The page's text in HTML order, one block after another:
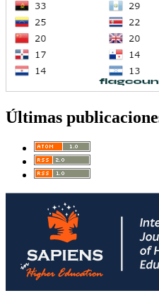
Últimas